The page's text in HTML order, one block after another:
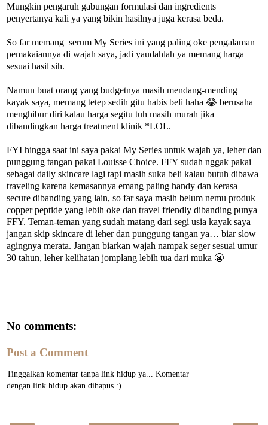
Mungkin pengaruh gabungan formulasi dan ingredients
penyertanya kali ya yang bikin hasilnya juga kerasa beda.
So far memang serum My Series ini yang paling oke pengalaman
pemakaiannya di wajah saya, jadi yaudahlah ya memang harga
sesuai hasil sih.
Namun buat orang yang budgetnya masih mendang-mending
kayak saya, memang tetep sedih gitu habis beli haha 😂 berusaha
menghibur diri kalau harga segitu tuh masih murah jika
dibandingkan harga treatment klinik *LOL.
FYI hingga saat ini saya pakai My Series untuk wajah ya, leher dan
punggung tangan pakai Louisse Choice. FFY sudah nggak pakai
sebagai daily skincare lagi tapi masih suka beli kalau butuh dibawa
traveling karena kemasannya emang paling handy dan kerasa
secure dibanding yang lain, so far saya masih belum nemu produk
copper peptide yang lebih oke dan travel friendly dibanding punya
FFY. Teman-teman yang sudah matang dari segi usia kayak saya
jangan skip skincare di leher dan punggung tangan ya… biar slow
agingnya merata. Jangan biarkan wajah nampak seger sesuai umur
30 tahun, leher kelihatan jomplang lebih tua dari muka 😬
No comments:
Post a Comment
Tinggalkan komentar tanpa link hidup ya... Komentar
dengan link hidup akan dihapus :)